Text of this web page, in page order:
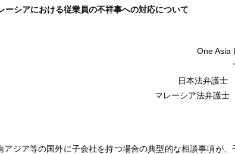
ーシアにおける従業員の不祥事への対応について
One Asia
日本法弁護
マレーシア法弁護
ジア等の国外に子会社を持つ場合の典型的な相談事項が、